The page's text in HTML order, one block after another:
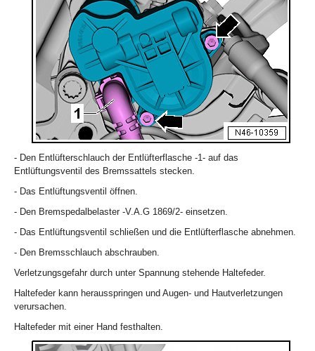
- Den Entlüfterschlauch der Entlüfterflasche -1- auf das
Entlüftungsventil des Bremssattels stecken.
- Das Entlüftungsventil öffnen.
- Den Bremspedalbelaster -V.A.G 1869/2- einsetzen.
- Das Entlüftungsventil schließen und die Entlüfterflasche abnehmen.
- Den Bremsschlauch abschrauben.
Verletzungsgefahr durch unter Spannung stehende Haltefeder.
Haltefeder kann herausspringen und Augen- und Hautverletzungen
verursachen.
Haltefeder mit einer Hand festhalten.